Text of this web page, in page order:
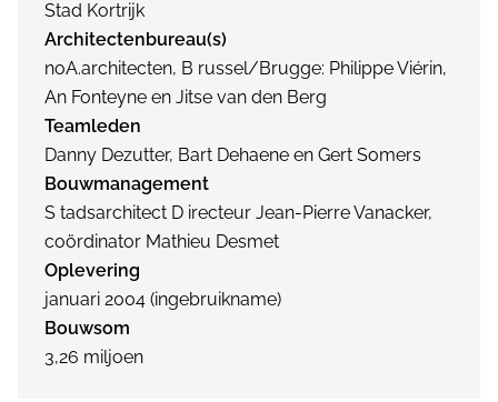
Stad Kortrijk
Architectenbureau(s)
noA.architecten, B russel/Brugge: Philippe Viérin,
An Fonteyne en Jitse van den Berg
Teamleden
Danny Dezutter, Bart Dehaene en Gert Somers
Bouwmanagement
S tadsarchitect D irecteur Jean-Pierre Vanacker,
coördinator Mathieu Desmet
Oplevering
januari 2004 (ingebruikname)
Bouwsom
3,26 miljoen